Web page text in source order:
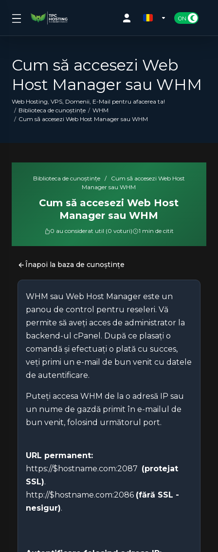
Cum să accesezi Web
Host Manager sau WHM
Web Hosting, VPS, Domenii, E-Mail pentru afacerea ta!
Biblioteca de cunoștințe
WHM
Cum să accesezi Web Host Manager sau WHM
Biblioteca de cunoștințe /
Cum să accesezi Web Host
Manager sau WHM
Cum să accesezi Web Host
Manager sau WHM
0 au considerat util (0 voturi) 1 min de citit
Înapoi la baza de cunoștințe
WHM sau Web Host Manager este un
panou de control pentru reseleri. Vă
permite să aveți acces de administrator la
backend-ul cPanel. După ce plasați o
comandă și efectuați o plată cu succes,
veți primi un e-mail de bun venit cu datele
de autentificare.
Puteți accesa WHM de la o adresă IP sau
un nume de gazdă primit în e-mailul de
bun venit, folosind următorul port.
URL permanent:
https://$hostname.com:2087 (protejat
SSL).
http://$hostname.com:2086 (fără SSL -
nesigur).